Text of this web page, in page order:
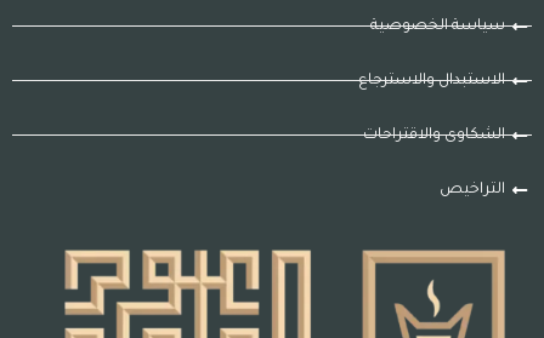
سياسة الخصوصية
الاستبدال والاسترجاع
الشكاوى والاقتراحات
التراخيص